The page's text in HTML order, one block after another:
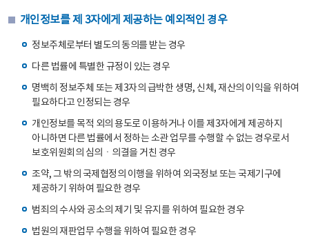
개인정보를 제 3자에게 제공하는 예외적인 경우
정보주체로부터 별도의 동의를 받는 경우
다른 법률에 특별한 규정이 있는 경우
명백히 정보주체 또는 제3자의 급박한 생명, 신체, 재산의 이익을 위하여
필요하다고 인정되는 경우
개인정보를 목적 외의 용도로 이용하거나 이를 제3자에게 제공하지
아니하면 다른 법률에서 정하는 소관 업무를 수행할 수 없는 경우로서
보호위원회의 심의ㆍ의결을 거친 경우
조약, 그 밖의 국제협정의 이행을 위하여 외국정보 또는 국제기구에
제공하기 위하여 필요한 경우
범죄의 수사와 공소의 제기 및 유지를 위하여 필요한 경우
법원의 재판업무 수행을 위하여 필요한 경우